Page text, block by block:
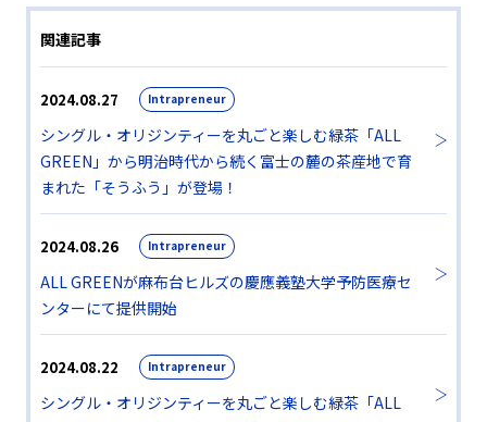
関連記事
2024.08.27 Intrapreneur
シングル・オリジンティーを丸ごと楽しむ緑茶「ALL
GREEN」から明治時代から続く富士の麓の茶産地で育
まれた「そうふう」が登場！
2024.08.26 Intrapreneur
ALL GREENが麻布台ヒルズの慶應義塾大学予防医療セ
ンターにて提供開始
2024.08.22 Intrapreneur
シングル・オリジンティーを丸ごと楽しむ緑茶「ALL